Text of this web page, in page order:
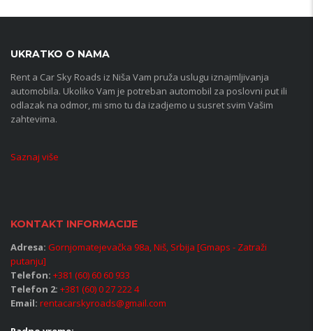
UKRATKO O NAMA
Rent a Car Sky Roads iz Niša Vam pruža uslugu iznajmljivanja
automobila. Ukoliko Vam je potreban automobil za poslovni put ili
odlazak na odmor, mi smo tu da izadjemo u susret svim Vašim
zahtevima.
Saznaj više
KONTAKT INFORMACIJE
Adresa: Gornjomatejevačka 98a, Niš, Srbija [Gmaps - Zatraži
putanju]
Telefon: +381 (60) 60 60 933
Telefon 2: +381 (60) 0 27 222 4
Email: rentacarskyroads@gmail.com